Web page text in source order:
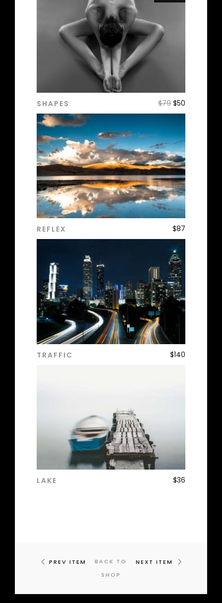
SHAPES $79 $50
REFLEX $87
TRAFFIC $140
LAKE $36
PREV ITEM
BACK TO
SHOP
NEXT ITEM